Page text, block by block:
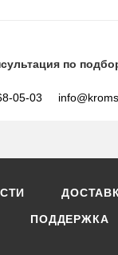
по
05-03
ПОДДЕРЖКА